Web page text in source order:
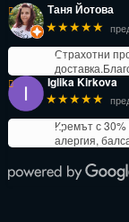
Таня Йотова
★★★★★
Страхотни
Iglika Kirkova
★★★★★
Кремът с 30%
алергия,